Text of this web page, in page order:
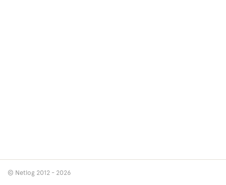
© Netlog 2012 - 2026